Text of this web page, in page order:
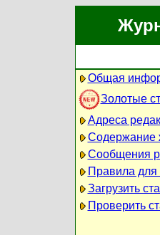
Общая
Золотые
Адреса
Содержание
Сообщения
Правила для
Загрузить
Проверить